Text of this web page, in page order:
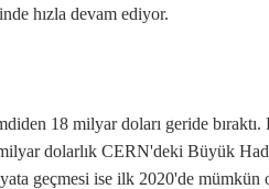
hızla devam ediyor.
18 milyar doları geride
dolarlık CERN'deki Büyük
geçmesi ise ilk 2020'de